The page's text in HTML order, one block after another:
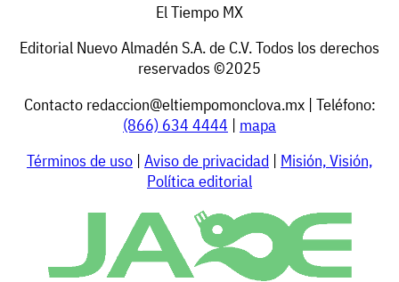
El Tiempo MX
Editorial Nuevo Almadén S.A. de C.V. Todos los derechos
reservados ©2025
Contacto redaccion@eltiempomonclova.mx| Teléfono:
(866) 634 4444 | mapa
Términos de uso | Aviso de privacidad | Misión, Visión,
Política editorial